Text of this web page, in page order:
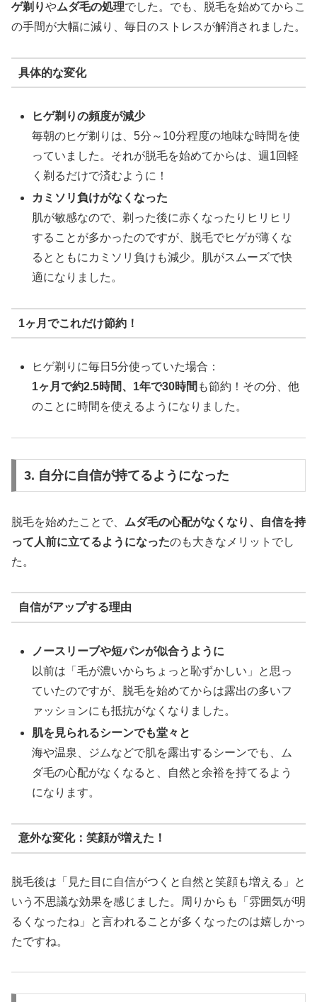
ゲ剃りやムダ毛の処理でした。でも、脱毛を始めてからこ
の手間が大幅に減り、毎日のストレスが解消されました。
具体的な変化
ヒゲ剃りの頻度が減少
毎朝のヒゲ剃りは、5分～10分程度の地味な時間を使
っていました。それが脱毛を始めてからは、週1回軽
く剃るだけで済むように！
カミソリ負けがなくなった
肌が敏感なので、剃った後に赤くなったりヒリヒリ
することが多かったのですが、脱毛でヒゲが薄くな
るとともにカミソリ負けも減少。肌がスムーズで快
適になりました。
1ヶ月でこれだけ節約！
ヒゲ剃りに毎日5分使っていた場合：
1ヶ月で約2.5時間、1年で30時間 も節約！その分、他
のことに時間を使えるようになりました。
3. 自分に自信が持てるようになった
脱毛を始めたことで、 ムダ毛の心配がなくなり、自信を持
って人前に立てるようになったのも大きなメリットでし
た。
自信がアップする理由
ノースリーブや短パンが似合うように
以前は「毛が濃いからちょっと恥ずかしい」と思っ
ていたのですが、脱毛を始めてからは露出の多いフ
ァッションにも抵抗がなくなりました。
肌を見られるシーンでも堂々と
海や温泉、ジムなどで肌を露出するシーンでも、ム
ダ毛の心配がなくなると、自然と余裕を持てるよう
になります。
意外な変化：笑顔が増えた！
脱毛後は「見た目に自信がつくと自然と笑顔も増える」と
いう不思議な効果を感じました。周りからも「雰囲気が明
るくなったね」と言われることが多くなったのは嬉しかっ
たですね。